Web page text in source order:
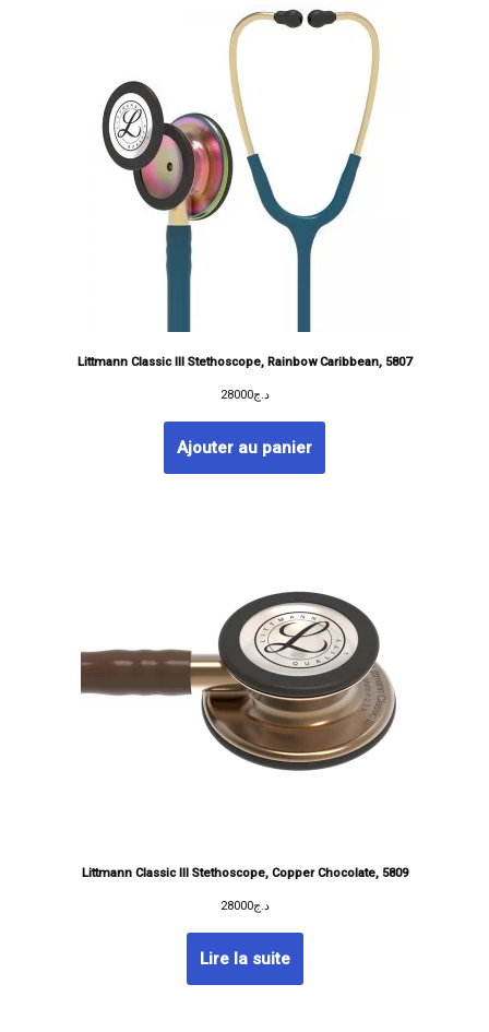
Littmann Classic III Stethoscope, Rainbow Caribbean, 5807
د.ج28000
Ajouter au panier
Littmann Classic III Stethoscope, Copper Chocolate, 5809
د.ج28000
Lire la suite